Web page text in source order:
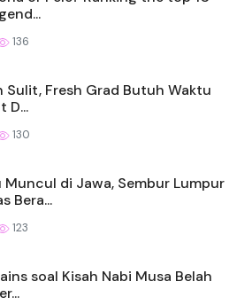
136
Sulit, Fresh Grad Butuh Waktu
D...
130
Muncul di Jawa, Sembur Lumpur
Bera...
123
soal Kisah Nabi Musa Belah